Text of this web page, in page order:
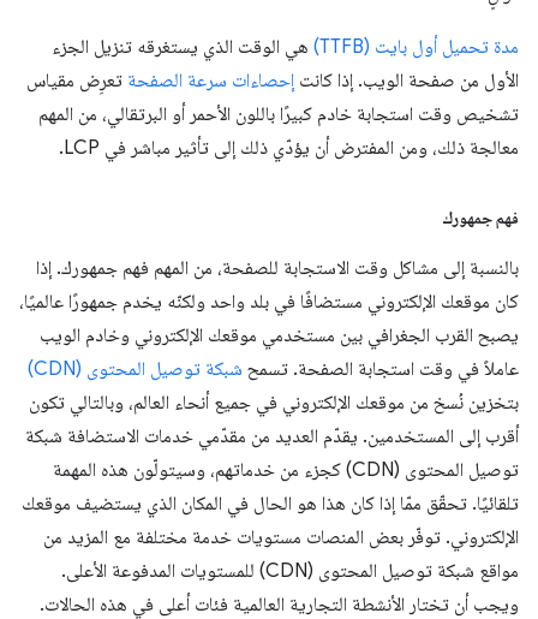
مدة تحميل أول بايت (TTFB)
هي الوقت الذي يستغرقه تنزيل الجزء
الأول من صفحة الويب. إذا كانت إحصاءات سرعة الصفحة تعرِض مقياس
تشخيص وقت استجابة خادم كبيرًا باللون الأحمر أو البرتقالي، من المهم
معالجة ذلك، ومن المفترض أن يؤدّي ذلك إلى تأثير مباشر في LCP.
فهم جمهورك
بالنسبة إلى مشاكل وقت الاستجابة للصفحة، من المهم فهم جمهورك. إذا
كان موقعك الإلكتروني مستضافًا في بلد واحد ولكنّه يخدم جمهورًا عالميًا،
يصبح القرب الجغرافي بين مستخدمي موقعك الإلكتروني وخادم الويب
عاملاً في وقت استجابة الصفحة. تسمح شبكة توصيل المحتوى (CDN)
بتخزين نُسخ من موقعك الإلكتروني في جميع أنحاء العالم، وبالتالي تكون
أقرب إلى المستخدمين. يقدّم العديد من مقدّمي خدمات الاستضافة شبكة
توصيل المحتوى (CDN) كجزء من خدماتهم، وسيتولّون هذه المهمة
تلقائيًا. تحقّق ممّا إذا كان هذا هو الحال في المكان الذي يستضيف موقعك
الإلكتروني. توفّر بعض المنصات مستويات خدمة مختلفة مع المزيد من
مواقع شبكة توصيل المحتوى (CDN) للمستويات المدفوعة الأعلى.
ويجب أن تختار الأنشطة التجارية العالمية فئات أعلى في هذه الحالات.